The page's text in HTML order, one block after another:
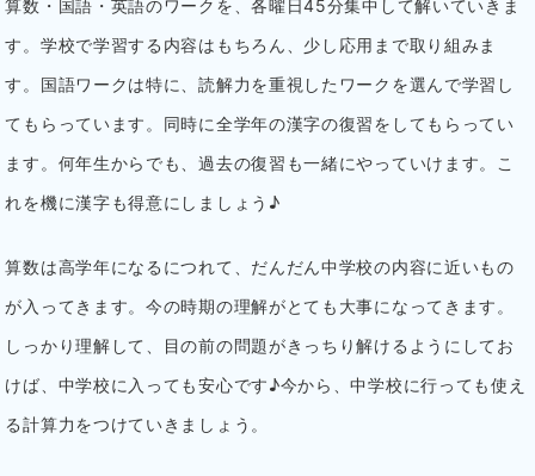
算数・国語・英語のワークを、各曜日45分集中して解いていきま
す。学校で学習する内容はもちろん、少し応用まで取り組みま
す。 国語ワークは特に、読解力を重視したワークを選んで学習し
てもらっています。同時に全学年の漢字の復習をしてもらってい
ます。何年生からでも、過去の復習も一緒にやっていけます。こ
れを機に漢字も得意にしましょう♪
算数は高学年になるにつれて、だんだん中学校の内容に近いもの
が入ってきます。今の時期の理解がとても大事になってきます。
しっかり理解して、目の前の問題がきっちり解けるようにしてお
けば、中学校に入っても安心です♪今から、中学校に行っても使え
る計算力をつけていきましょう。